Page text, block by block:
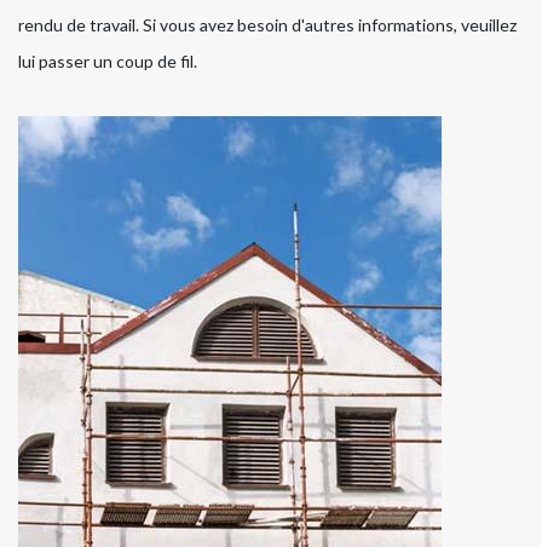
rendu de travail. Si vous avez besoin d'autres informations, veuillez
lui passer un coup de fil.